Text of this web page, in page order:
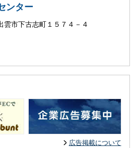
ンター
市下古志町１５７４－４
広告掲載について